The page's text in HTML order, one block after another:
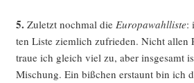
5. Zuletzt noch­mal die Euro­pa­wahl­lis­te:
ten Lis­te ziem­lich zufrie­den. Nicht allen
traue ich gleich viel zu, aber ins­ge­samt
Mischung. Ein biß­chen erstaunt bin ich